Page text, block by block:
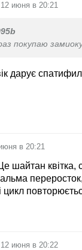
12 июня в 20:21
покупаю
дарує
в 20:21
шайтан квітка,
переросток,
цикл
12 июня в 20:22